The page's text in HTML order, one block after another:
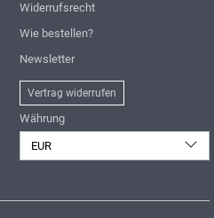
Widerrufsrecht
Wie bestellen?
Newsletter
Vertrag widerrufen
Währung
EUR